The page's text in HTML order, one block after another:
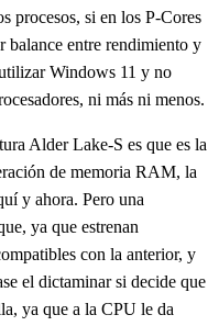
procesos, si en los P-Cores
balance entre rendimiento y
Windows 11 y no
ni más ni menos.
Alder Lake-S es que es la
de memoria RAM, la
y ahora. Pero una
ya que estrenan
con la anterior, y
el dictaminar si decide que
ya que a la CPU le da